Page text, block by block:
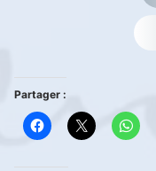
Partager :